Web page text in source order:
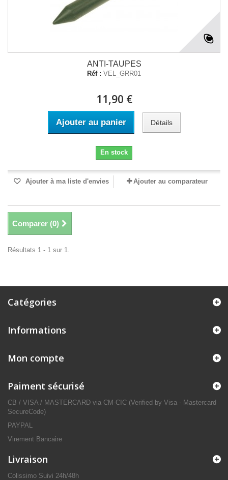
ANTI-TAUPES
Réf : VEL_GRR01
11,90 €
Ajouter au panier Détails
En stock
Ajouter à ma liste d'envies Ajouter au comparateur
Comparer (0)
Résultats 1 - 1 sur 1.
Catégories
Informations
Mon compte
Paiment sécurisé
CB / VISA / MASTERCARD via CM-CIC (Verified by Visa - Mastercard
SecureCode)
PAYPAL
Virement Bancaire
Livraison
Colissimo Suivi 24h/48h